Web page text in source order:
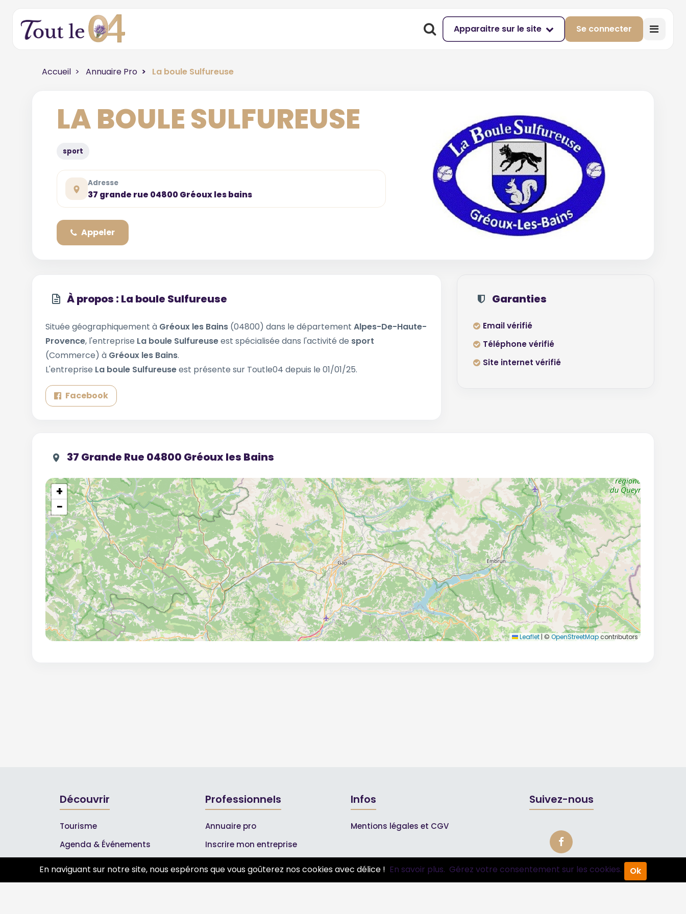
Apparaitre sur le site Se connecter
Accueil Annuaire Pro La boule Sulfureuse
LA BOULE SULFUREUSE
sport
Adresse
37 grande rue 04800 Gréoux les bains
Appeler
À propos : La boule Sulfureuse
Située géographiquement à Gréoux les Bains (04800) dans le département Alpes-De-Haute-
Provence, l'entreprise La boule Sulfureuseest spécialisée dans l'activité de sport
(Commerce) à Gréoux les Bains.
L'entreprise La boule Sulfureuseest présente sur Toutle04 depuis le 01/01/25.
Facebook
Garanties
Email vérifié
Téléphone vérifié
Site internet vérifié
37 Grande Rue 04800 Gréoux les Bains
+
−
Leaflet | © OpenStreetMapcontributors
Découvrir
Tourisme
Agenda & Événements
Qui sommes-nous ?
Professionnels
Annuaire pro
Inscrire mon entreprise
Infos
Mentions légales et CGV
Suivez-nous
En naviguant sur notre site, nous espérons que vous goûterez nos cookies avec délice ! En savoir plus. Gérez votre consentement sur les cookies. Ok